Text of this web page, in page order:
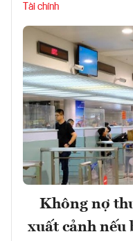
Tài chính
Không nợ
xuất cảnh nếu